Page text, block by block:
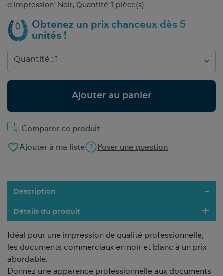
d'impression: Noir, Quantité: 1 pièce(s)
Obtenez un prix chanceux dès 5
unités !
Ajouter au panier
favorite_borderAjouter à ma liste Poser une question
Comparer ce produit
Description
Détails du produit
Idéal pour une impression de qualité professionnelle,
les documents commerciaux en noir et blanc à un prix
abordable.
Donnez une apparence professionnelle aux documents